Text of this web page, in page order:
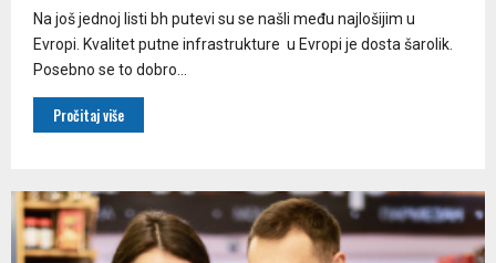
Na još jednoj listi bh putevi su se našli među najlošijim u
Evropi. Kvalitet putne infrastrukture u Evropi je dosta šarolik.
Posebno se to dobro...
Pročitaj više